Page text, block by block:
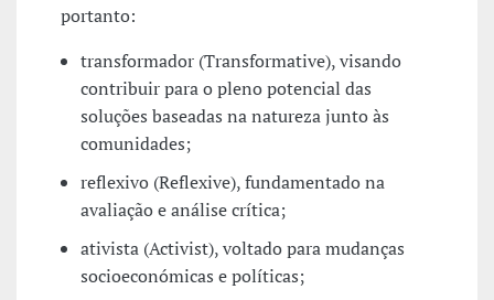
portanto:
transformador (Transformative), visando
contribuir para o pleno potencial das
soluções baseadas na natureza junto às
comunidades;
reflexivo (Reflexive), fundamentado na
avaliação e análise crítica;
ativista (Activist), voltado para mudanças
socioeconómicas e políticas;